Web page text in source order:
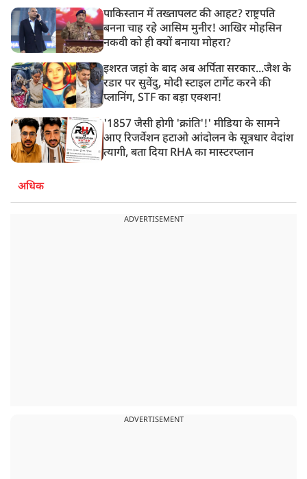
पाकिस्तान में तख्तापलट की आहट? राष्ट्रपति
बनना चाह रहे आसिम मुनीर! आखिर मोहसिन
नकवी को ही क्यों बनाया मोहरा?
इशरत जहां के बाद अब अर्पिता सरकार...जैश के
रडार पर सुवेंदु, मोदी स्टाइल टार्गेट करने की
प्लानिंग, STF का बड़ा एक्शन!
'1857 जैसी होगी 'क्रांति'!' मीडिया के सामने
आए रिजर्वेशन हटाओ आंदोलन के सूत्रधार वेदांश
त्यागी, बता दिया RHA का मास्टरप्लान
अधिक
ADVERTISEMENT
ADVERTISEMENT